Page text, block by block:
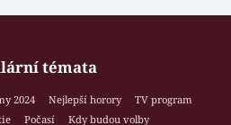
témata
2024 Nejlepší horory
TV program
Počasí
Kdy budou volby